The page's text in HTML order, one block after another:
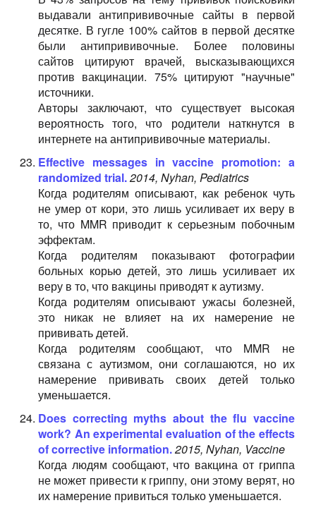
выдавали антипрививочные сайты в первой
десятке. В гугле 100% сайтов в первой десятке
были антипрививочные. Более половины
сайтов цитируют врачей, высказывающихся
против вакцинации. 75% цитируют "научные"
источники.
Авторы заключают, что существует высокая
вероятность того, что родители наткнутся в
интернете на антипрививочные материалы.
Effective messages in vaccine promotion: a
randomized trial.2014, Nyhan, Pediatrics
Когда родителям описывают, как ребенок чуть
не умер от кори, это лишь усиливает их веру в
то, что MMR приводит к серьезным побочным
эффектам.
Когда родителям показывают фотографии
больных корью детей, это лишь усиливает их
веру в то, что вакцины приводят к аутизму.
Когда родителям описывают ужасы болезней,
это никак не влияет на их намерение не
прививать детей.
Когда родителям сообщают, что MMR не
связана с аутизмом, они соглашаются, но их
намерение прививать своих детей только
уменьшается.
Does correcting myths about the flu vaccine
work? An experimental evaluation of the effects
of corrective information.2015, Nyhan, Vaccine
Когда людям сообщают, что вакцина от гриппа
не может привести к гриппу, они этому верят, но
их намерение привиться только уменьшается.